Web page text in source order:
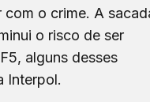
com o crime. A
o risco de ser
alguns desses
Interpol.